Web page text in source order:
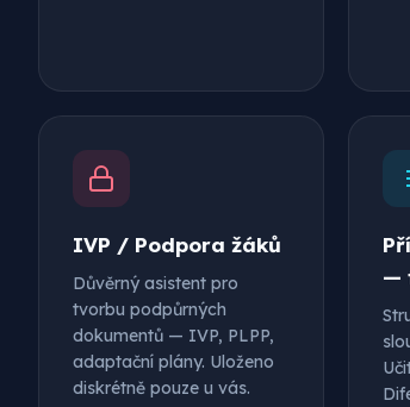
IVP / Podpora žáků
Důvěrný asistent pro
tvorbu podpůrných
dokumentů — IVP, PLPP,
adaptační plány. Uloženo
diskrétně pouze u vás.
—